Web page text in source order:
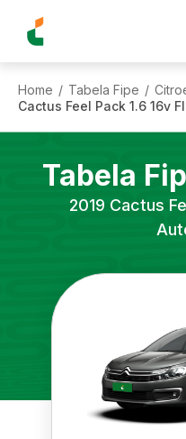
Home / Tabela Fipe /
Cactus Feel Pack 1.6 16v
Tabela
2019 Cactus